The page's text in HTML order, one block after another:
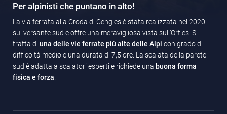
Per alpinisti che puntano in alto!
La via ferrata alla Croda di Cenglesè stata realizzata nel 2020
sul versante sud e offre una meravigliosa vista sull’Ortles . Si
tratta di una delle vie ferrate più alte delle Alpi con grado di
difficoltà medio e una durata di 7,5 ore. La scalata della parete
sud è adatta a scalatori esperti e richiede una buona forma
fisica e forza